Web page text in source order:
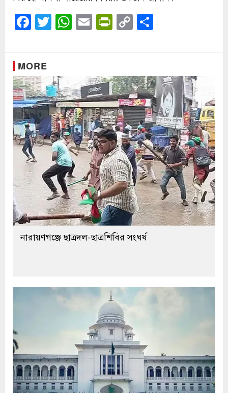
Facebook
Twitter
WhatsApp
EmailPrintFriendly
Copy
Link
MORE
নারায়ণগঞ্জে ছাত্রদল-ছাত্রশিবির সংঘর্ষ